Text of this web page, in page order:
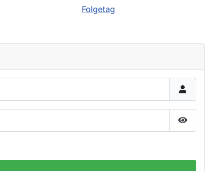
Folgetag
Passwort